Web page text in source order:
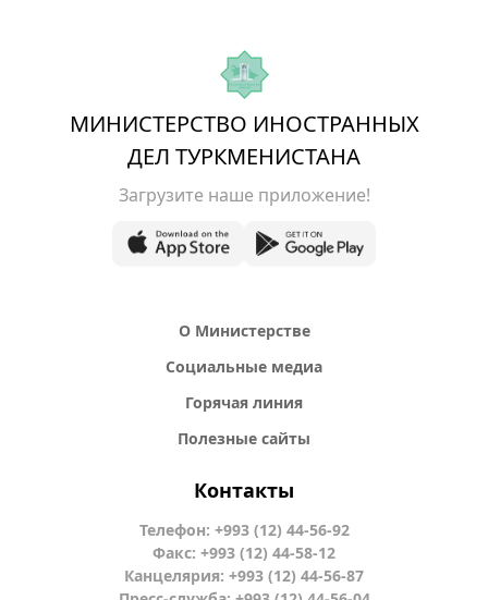
МИНИСТЕРСТВО ИНОСТРАННЫХ
ДЕЛ ТУРКМЕНИСТАНА
Загрузите наше приложение!
О Министерстве
Социальные медиа
Горячая линия
Полезные сайты
Контакты
Телефон: +993 (12) 44-56-92
Факс: +993 (12) 44-58-12
Канцелярия: +993 (12) 44-56-87